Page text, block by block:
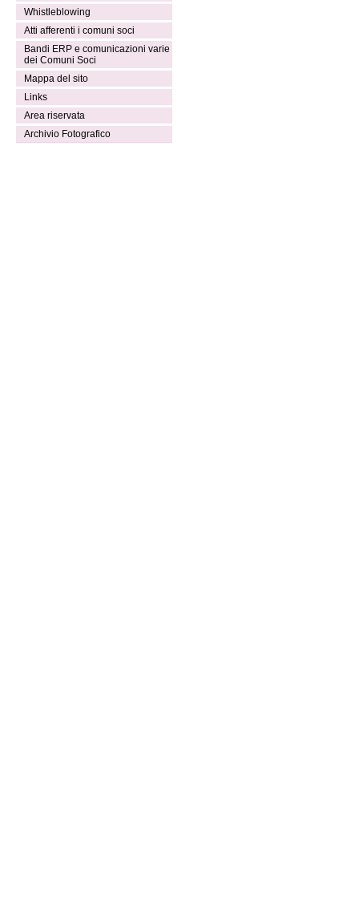
Whistleblowing
Atti afferenti i comuni soci
Bandi ERP e comunicazioni varie
dei Comuni Soci
Mappa del sito
Links
Area riservata
Archivio Fotografico